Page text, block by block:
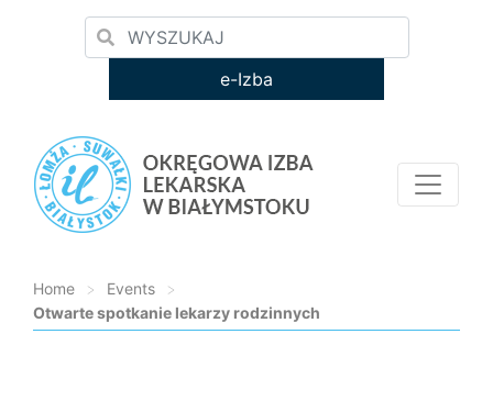
e-Izba
Home > Events
>
Otwarte spotkanie lekarzy rodzinnych